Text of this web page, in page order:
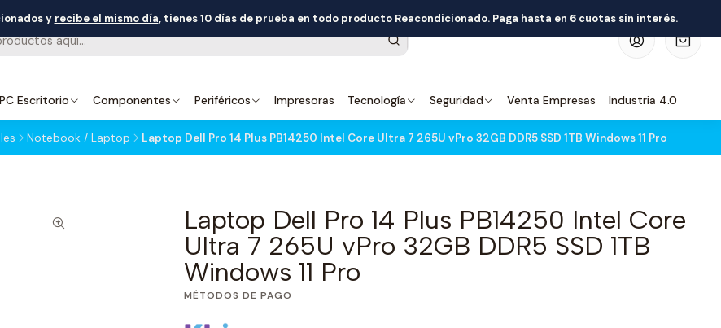
PC Escritorio Componentes Periféricos Impresoras Tecnología Seguridad Venta Empresas Industria 4.0
y recibe el mismo día, tienes 10 días de prueba en todo producto Reacondicionado. Paga hasta en 6 cuotas sin interés.
Notebook / Laptop Laptop Dell Pro 14 Plus PB14250 Intel Core Ultra 7 265U vPro 32GB DDR5 SSD 1TB Windows 11 Pro
Laptop Dell Pro 14 Plus PB14250 Intel Core
Ultra 7 265U vPro 32GB DDR5 SSD 1TB
Windows 11 Pro
MÉTODOS DE PAGO